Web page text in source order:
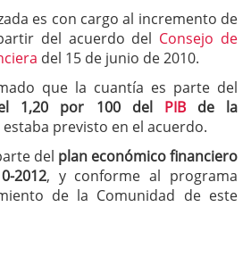
es con cargo al incremento de
del acuerdo del Consejo de
del 15 de junio de 2010.
que la cuantía es parte del
1,20 por 100 del PIB de la
estaba previsto en el acuerdo.
del plan económico financiero
2012, y conforme al programa
de la Comunidad de este